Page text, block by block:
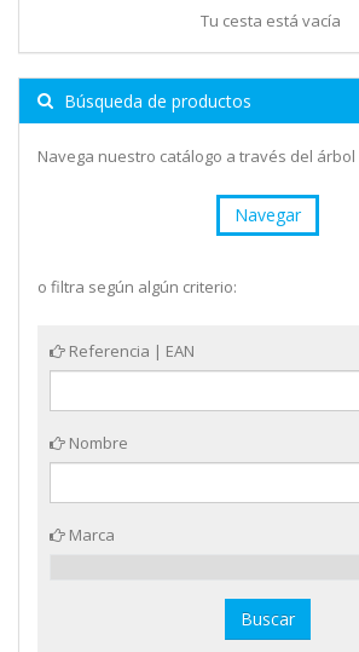
Tu cesta está vacía
Búsqueda de productos
Navega nuestro catálogo a través del
Navegar
o filtra según algún criterio:
Referencia | EAN
Nombre
Marca